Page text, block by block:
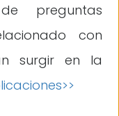
preguntas
con
surgir en la